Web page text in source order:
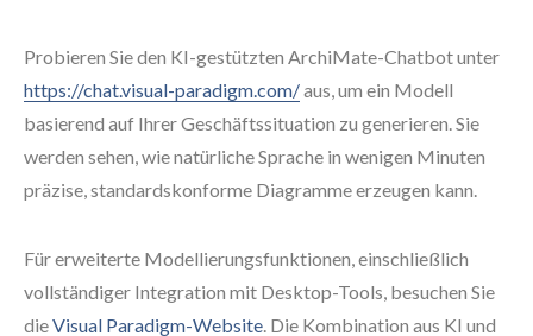
Probieren Sie den KI-gestützten ArchiMate-Chatbot unter
https://chat.visual-paradigm.com/aus, um ein Modell
basierend auf Ihrer Geschäftssituation zu generieren. Sie
werden sehen, wie natürliche Sprache in wenigen Minuten
präzise, standardskonforme Diagramme erzeugen kann.
Für erweiterte Modellierungsfunktionen, einschließlich
vollständiger Integration mit Desktop-Tools, besuchen Sie
dieVisual Paradigm-Website. Die Kombination aus KI und